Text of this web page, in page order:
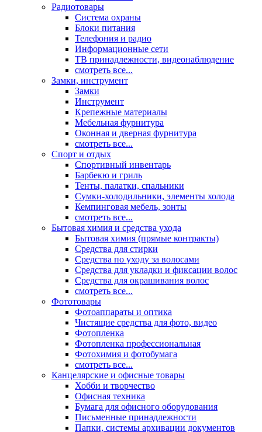
Радиотовары
Система охраны
Блоки питания
Телефония и радио
Информационные сети
ТВ принадлежности, видеонаблюдение
смотреть все...
Замки, инструмент
Замки
Инструмент
Крепежные материалы
Мебельная фурнитура
Оконная и дверная фурнитура
смотреть все...
Спорт и отдых
Спортивный инвентарь
Барбекю и гриль
Тенты, палатки, спальники
Сумки-холодильники, элементы холода
Кемпинговая мебель, зонты
смотреть все...
Бытовая химия и средства ухода
Бытовая химия (прямые контракты)
Средства для стирки
Средства по уходу за волосами
Средства для укладки и фиксации волос
Средства для окрашивания волос
смотреть все...
Фототовары
Фотоаппараты и оптика
Чистящие средства для фото, видео
Фотопленка
Фотопленка профессиональная
Фотохимия и фотобумага
смотреть все...
Канцелярские и офисные товары
Хобби и творчество
Офисная техника
Бумага для офисного оборудования
Письменные принадлежности
Папки, системы архивации документов